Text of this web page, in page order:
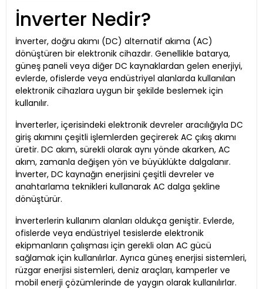
İnverter Nedir?
İnverter, doğru akımı (DC) alternatif akıma (AC)
dönüştüren bir elektronik cihazdır. Genellikle batarya,
güneş paneli veya diğer DC kaynaklardan gelen enerjiyi,
evlerde, ofislerde veya endüstriyel alanlarda kullanılan
elektronik cihazlara uygun bir şekilde beslemek için
kullanılır.
İnverterler, içerisindeki elektronik devreler aracılığıyla DC
giriş akımını çeşitli işlemlerden geçirerek AC çıkış akımı
üretir. DC akım, sürekli olarak aynı yönde akarken, AC
akım, zamanla değişen yön ve büyüklükte dalgalanır.
İnverter, DC kaynağın enerjisini çeşitli devreler ve
anahtarlama teknikleri kullanarak AC dalga şekline
dönüştürür.
İnverterlerin kullanım alanları oldukça geniştir. Evlerde,
ofislerde veya endüstriyel tesislerde elektronik
ekipmanların çalışması için gerekli olan AC gücü
sağlamak için kullanılırlar. Ayrıca güneş enerjisi sistemleri,
rüzgar enerjisi sistemleri, deniz araçları, kamperler ve
mobil enerji çözümlerinde de yaygın olarak kullanılırlar.